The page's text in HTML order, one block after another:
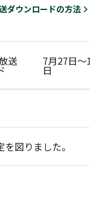
ダウンロードの方法
送 7月27日～
日
を図りました。